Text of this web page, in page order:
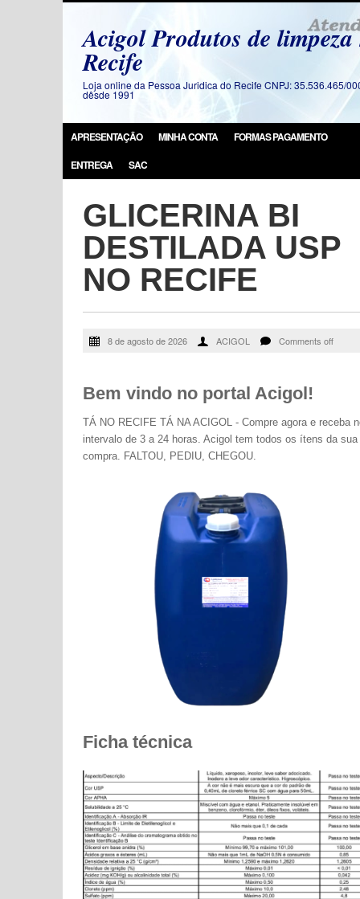
Acigol Produtos de
Recife
Loja online da Pessoa Juridica do Recife CNPJ: 35.536.465/
dêsde 1991
APRESENTAÇÃO MINHA CONTA
FORMAS PAGAMENTO
ENTREGA
SAC
GLICERINA BI
DESTILADA USP
NO RECIFE
8 de agosto de 2026 ACIGOL Comments off
Bem vindo no portal Acigol!
TÁ NO RECIFE TÁ NA ACIGOL - Compre agora e receba
intervalo de 3 a 24 horas. Acigol tem todos os ítens da sua
compra. FALTOU, PEDIU, CHEGOU.
Ficha técnica